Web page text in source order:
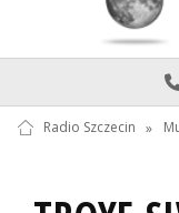
Radio Szczecin »